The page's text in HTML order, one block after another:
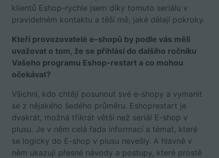
klientů Eshop-rychle jsem díky tomuto seriálu v
pravidelném kontaktu a těší mě, jaké dělají pokroky.
Kteří provozovatelé e-shopů by podle vás měli
uvažovat o tom, že se přihlásí do dalšího ročníku
Vašeho programu Eshop-restart a co mohou
očekávat?
Všichni, kdo chtějí posunout své e-shopy a vymanit
se z nějakého šedého průměru. Eshoprestart je
dvakrát, možná třikrát větší než seriál E-shop v
plusu. Je v něm celá řada informací a témat, které
se logicky do E-shop v plusu nevešly. A hlavně v
něm ukazuji přesné návody a postupy, které prostě